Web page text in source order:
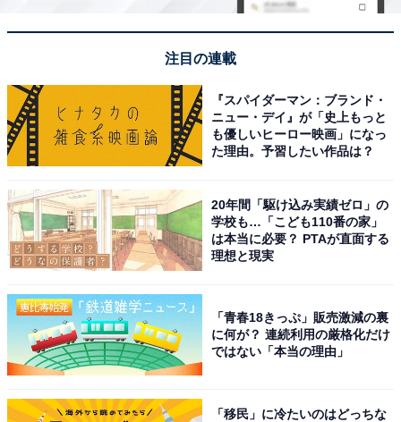
注目の連載
『スパイダーマン：ブランド・
ニュー・デイ』が「史上もっと
も優しいヒーロー映画」になっ
た理由。予習したい作品は？
20年間「駆け込み実績ゼロ」の
学校も…「こども110番の家」
は本当に必要？ PTAが直面する
理想と現実
「青春18きっぷ」販売激減の裏
に何が？ 連続利用の厳格化だけ
ではない「本当の理由」
「移民」に冷たいのはどっちな